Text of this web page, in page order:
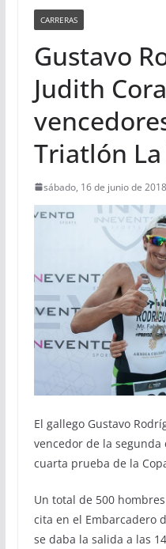
CARRERAS
Gustavo
Judith
Triatlón La
sábado, 16 de junio de 2018
El gallego Gustavo
vencedor de la
cuarta prueba de la
Un total de 500
cita en el Embarcadero
se daba la salida a las